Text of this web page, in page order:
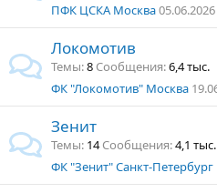
ПФК ЦСКА Москва05.06.2026
Локомотив
Темы 8 Сообщения 6,4 тыс.
ФК "Локомотив" Москва
Зенит
Темы 14 Сообщения 4,1 тыс.
ФК "Зенит" Санкт-Петербург